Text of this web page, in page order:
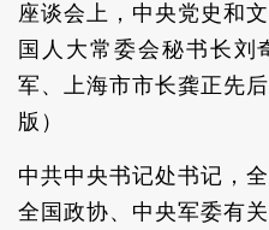
座谈会上，中央党史和
国人大常委会秘书长刘
军、上海市市长龚正先
版）
中共中央书记处书记，
全国政协、中央军委有